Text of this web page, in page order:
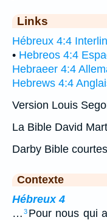
Links
Hébreux 4:4
• Hebreos 4:4
Hebraeer 4:4
Hebrews 4:4
Version Louis
La Bible David
Darby Bible
Contexte
Hébreux 4
… 3 Pour nous qui